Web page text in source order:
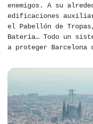
enemigos. A su
edificaciones
el Pabellón de
Batería… Todo un
a proteger Barcelona